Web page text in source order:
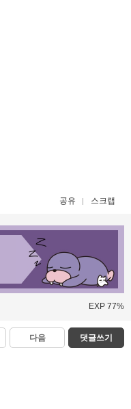
공유 스크랩
EXP 77%
다음 댓글쓰기